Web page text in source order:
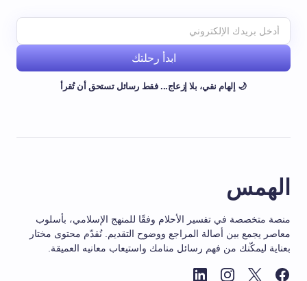
ابدأ رحلتك
🌙 إلهام نقي، بلا إزعاج... فقط رسائل تستحق أن تُقرأ
الهمس
منصة متخصصة في تفسير الأحلام وفقًا للمنهج الإسلامي، بأسلوب
معاصر يجمع بين أصالة المراجع ووضوح التقديم. نُقدّم محتوى مختار
بعناية ليمكّنك من فهم رسائل منامك واستيعاب معانيه العميقة.